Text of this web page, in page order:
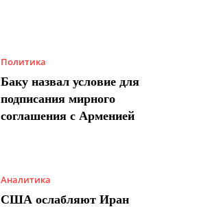
Политика
Баку назвал условие для
подписания мирного
соглашения с Арменией
Аналитика
США ослабляют Иран